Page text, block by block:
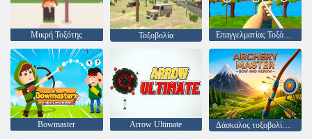
Μικρή Τοξότης Τοξοβολία Επαγγελματίας Τοξότης
Bowmaster Arrow Ultimate
Δάσκαλος τοξοβολίας - τόξο και βέλος